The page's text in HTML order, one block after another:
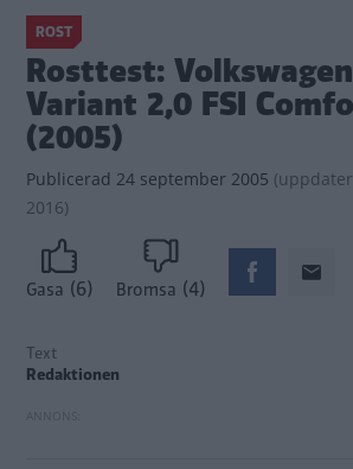
ROST
Rosttest:
Variant 2,0 FSI
(2005)
Publicerad 24 september 2005 (
2016)
Gasa (6) Bromsa (4)
Text
Redaktionen